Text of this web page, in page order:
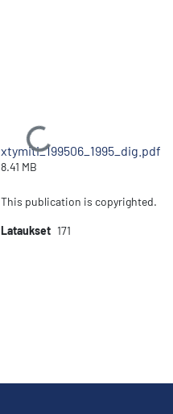
Ladataan...
xtymiti_199506_1995_dig.pdf
8.41 MB
This publication is copyrighted.
Lataukset 171